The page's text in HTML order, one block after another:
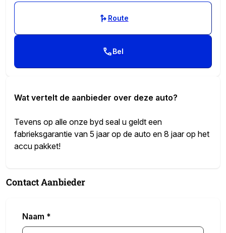
Route
Bel
Wat vertelt de aanbieder over deze auto?
Tevens op alle onze byd seal u geldt een
fabrieksgarantie van 5 jaar op de auto en 8 jaar op het
accu pakket!
kwaliteiten van de hybride BYD SEAL U. Zuinig rijden,
dit de ideale combi. De verwarmbare voorstoelen
Contact Aanbieder
Naam *